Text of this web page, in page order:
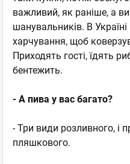
важливий, як раніше, а
шанувальників. В
харчування, щоб
Приходять гості, їдять
бентежить.
- А пива у вас багато?
- Три види розливного, і
пляшкового.